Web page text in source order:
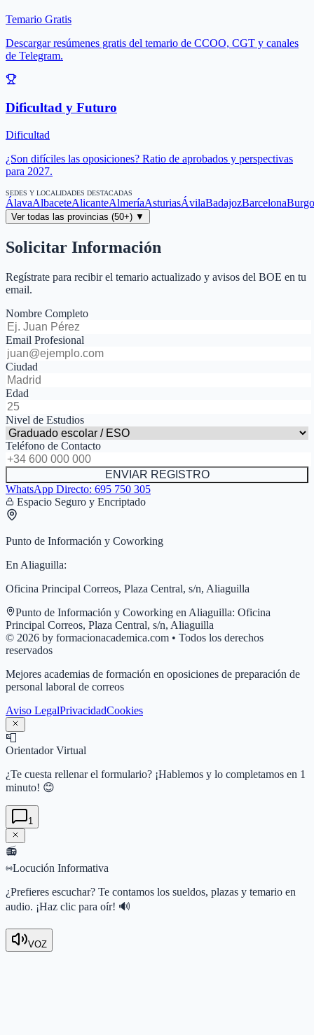
Temario Gratis
Descargar resúmenes gratis del temario de CCOO, CGT y canales
de Telegram.
Dificultad y Futuro
Dificultad
¿Son difíciles las oposiciones? Ratio de aprobados y perspectivas
para 2027.
SEDES Y LOCALIDADES DESTACADAS
ÁlavaAlbaceteAlicanteAlmeríaAsturiasÁvilaBadajozBarcelona
Ver todas las provincias (50+) ▼
Solicitar Información
Regístrate para recibir el temario actualizado y avisos del BOE en tu
email.
Nombre Completo
Email Profesional
Ciudad
Edad
Nivel de Estudios
Teléfono de Contacto
ENVIAR REGISTRO
WhatsApp Directo: 695 750 305
Espacio Seguro y Encriptado
Punto de Información y Coworking
En Aliaguilla:
Oficina Principal Correos, Plaza Central, s/n, Aliaguilla
Punto de Información y Coworking en Aliaguilla: Oficina
Principal Correos, Plaza Central, s/n, Aliaguilla
© 2026 by formacionacademica.com • Todos los derechos
reservados
Mejores academias de formación en oposiciones de preparación de
personal laboral de correos
Aviso LegalPrivacidadCookies
📮
Orientador Virtual
¿Te cuesta rellenar el formulario? ¡Hablemos y lo completamos en 1
minuto! 😊
1
📻
Locución Informativa
¿Prefieres escuchar? Te contamos los sueldos, plazas y temario en
audio. ¡Haz clic para oír! 🔊
VOZ